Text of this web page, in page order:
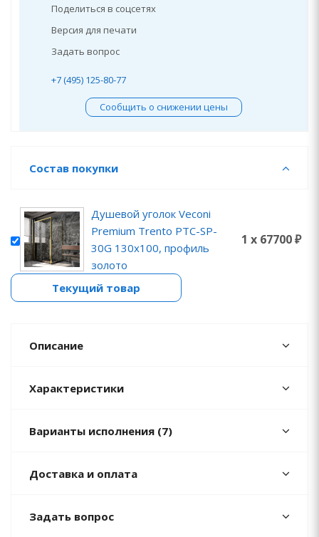
Поделиться в соцсетях
Версия для печати
Задать вопрос
+7 (495) 125-80-77
Сообщить о снижении цены
Состав покупки
Душевой уголок Veconi
Premium Trento PTC-SP-
30G 130x100, профиль
золото
1 x 67700 ₽
Текущий товар
Описание
Характеристики
Варианты исполнения (7)
Доставка и оплата
Задать вопрос